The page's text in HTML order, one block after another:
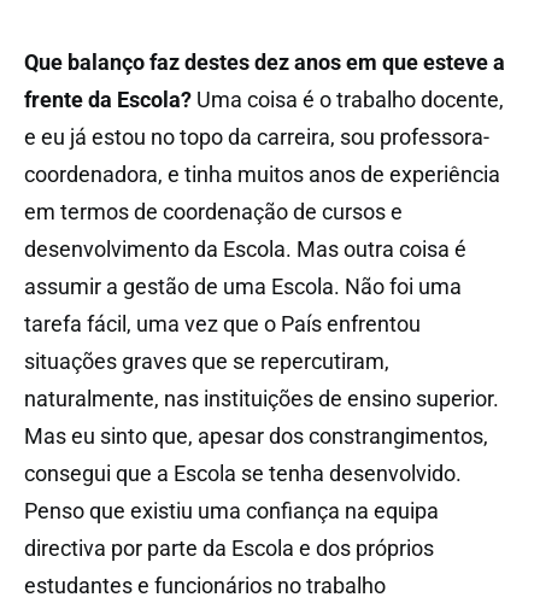
Que balanço faz destes dez anos em que esteve a
frente da Escola? Uma coisa é o trabalho docente,
e eu já estou no topo da carreira, sou professora-
coordenadora, e tinha muitos anos de experiência
em termos de coordenação de cursos e
desenvolvimento da Escola. Mas outra coisa é
assumir a gestão de uma Escola. Não foi uma
tarefa fácil, uma vez que o País enfrentou
situações graves que se repercutiram,
naturalmente, nas instituições de ensino superior.
Mas eu sinto que, apesar dos constrangimentos,
consegui que a Escola se tenha desenvolvido.
Penso que existiu uma confiança na equipa
directiva por parte da Escola e dos próprios
estudantes e funcionários no trabalho